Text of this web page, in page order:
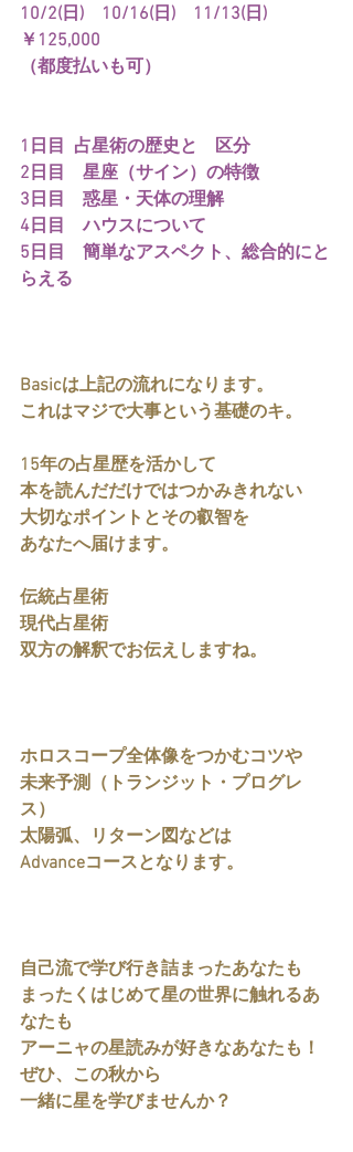
10/2(日)　10/16(日)　11/13(日)
￥125,000
（都度払いも可）
1日目  占星術の歴史と　区分
2日目　星座（サイン）の特徴
3日目　惑星・天体の理解
4日目　ハウスについて
5日目　簡単なアスペクト、総合的にと
らえる
Basicは上記の流れになります。
これはマジで大事という基礎のキ。
15年の占星歴を活かして
本を読んだだけではつかみきれない
大切なポイントとその叡智を
あなたへ届けます。
伝統占星術
現代占星術
双方の解釈でお伝えしますね。
ホロスコープ全体像をつかむコツや
未来予測（トランジット・プログレ
ス）
太陽弧、リターン図などは
Advanceコースとなります。
自己流で学び行き詰まったあなたも
まったくはじめて星の世界に触れるあ
なたも
アーニャの星読みが好きなあなたも！
ぜひ、この秋から
一緒に星を学びませんか？